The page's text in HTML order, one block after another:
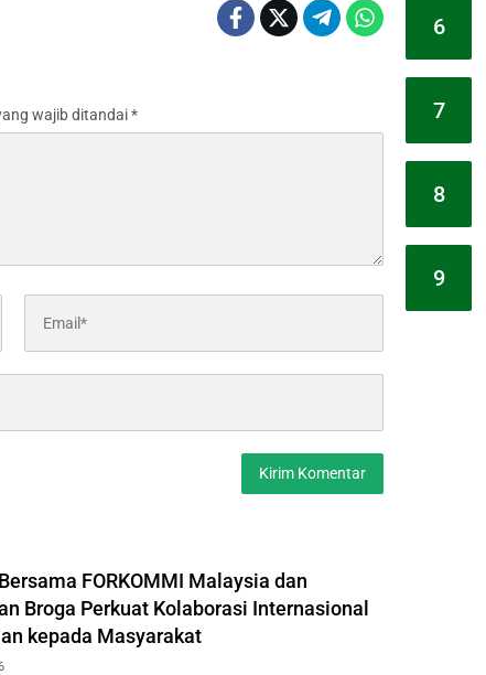
wajib ditandai*
FORKOMMI Malaysia dan
Broga Perkuat Kolaborasi Internasional
kepada Masyarakat
6
7
8
9